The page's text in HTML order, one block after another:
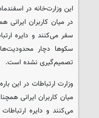
در میان کاربران
سفر می‌کنند و دایره
سکوها دچار
تصمیم‌گیری نشده است.
وزارت ارتباطات در این
میان کاربران ایرانی
می‌کنند و دایره